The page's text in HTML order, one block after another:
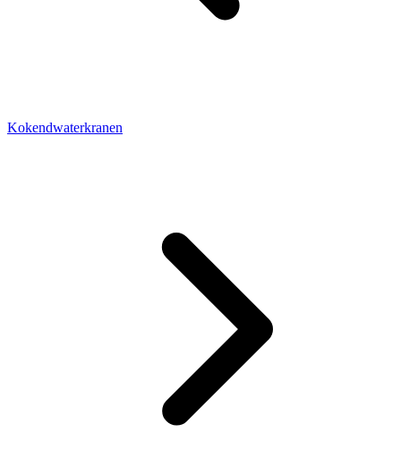
Kokendwaterkranen